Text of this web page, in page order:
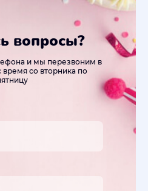
вопросы?
и мы перезвоним в
время со вторника по